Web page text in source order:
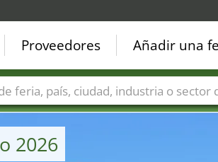
2026
Proveedores Añadir una
Ciudades Sectores de ferias